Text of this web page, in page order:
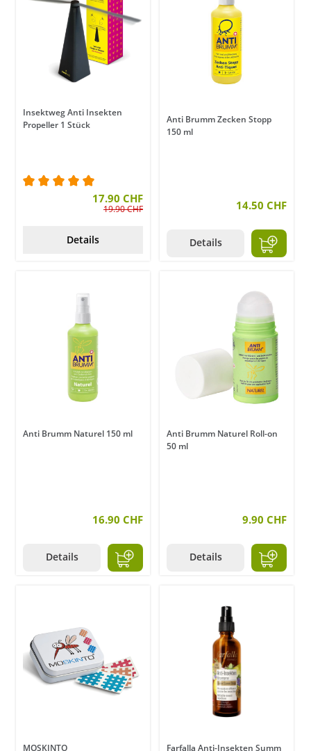
Insektweg Anti Insekten
Propeller 1 Stück
Durchschnittliche Bewertung von 5 von 5 Sternen
17.90 CHF
19.90 CHF
Details
Anti Brumm Zecken Stopp
150 ml
14.50 CHF
Details
Anti Brumm Naturel 150 ml
16.90 CHF
Details
Anti Brumm Naturel Roll-on
50 ml
9.90 CHF
Details
MOSKINTO Farfalla Anti-Insekten Summ